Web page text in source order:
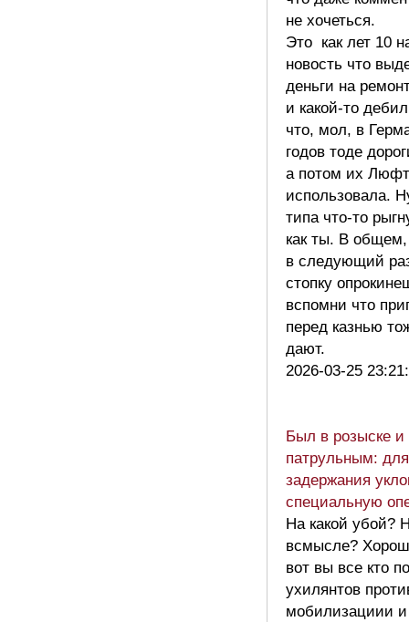
не хочеться.
Это как лет 10
новость что
деньги на
и какой-то
что, мол, в
годов тоде
а потом их
использовала.
типа что-то
как ты. В общем,
в следующий
стопку
вспомни что
перед казнью
дают.
2026-03-25
Был в розыске и
патрульным: для
задержания
специальную
На какой убой?
всмысле?
вот вы все кто
ухилянтов
мобилизациии и